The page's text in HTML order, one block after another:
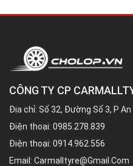
CÔNG TY CP
Địa chỉ: Số 32, Đường Số 3, P An
Điện thoại: 0985.278.839
Điện thoại: 0914.962.556
Email: Carmalltyre@gmail.com